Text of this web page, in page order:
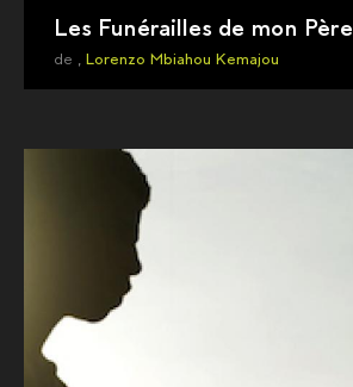
Les Funérailles de mon Père
de , Lorenzo Mbiahou Kemajou